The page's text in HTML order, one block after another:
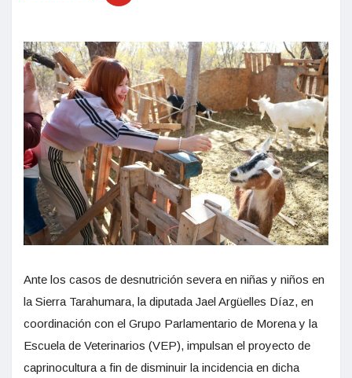
Ante los casos de desnutrición severa en niñas y niños en
la Sierra Tarahumara, la diputada Jael Argüelles Díaz, en
coordinación con el Grupo Parlamentario de Morena y la
Escuela de Veterinarios (VEP), impulsan el proyecto de
caprinocultura a fin de disminuir la incidencia en dicha